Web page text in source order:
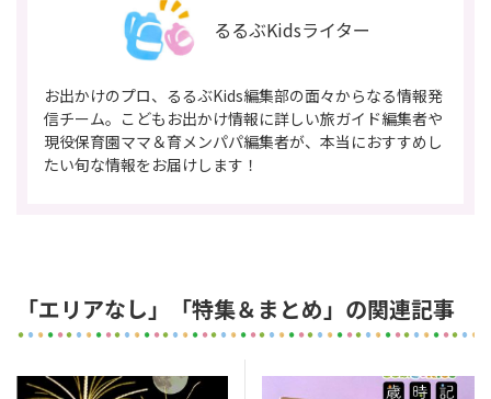
るるぶKidsライター
お出かけのプロ、るるぶKids編集部の面々からなる情報発
信チーム。こどもお出かけ情報に詳しい旅ガイド編集者や
現役保育園ママ＆育メンパパ編集者が、本当におすすめし
たい旬な情報をお届けします！
「エリアなし」「特集＆まとめ」の関連記事